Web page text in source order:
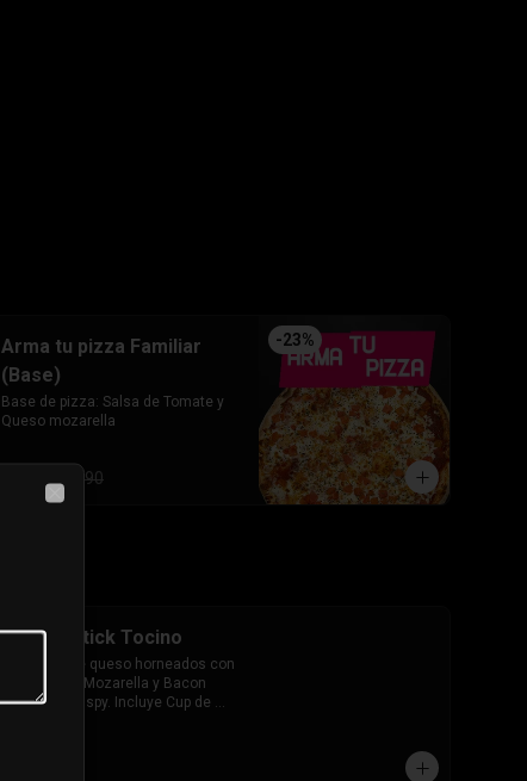
-23%
Arma tu pizza Familiar
(Base)
Base de pizza: Salsa de Tomate y
Queso mozarella
$9.990
Cheesestick Tocino
10 palitos de queso horneados con
Extra queso Mozarella y Bacon
ahumado Crispy. Incluye Cup de